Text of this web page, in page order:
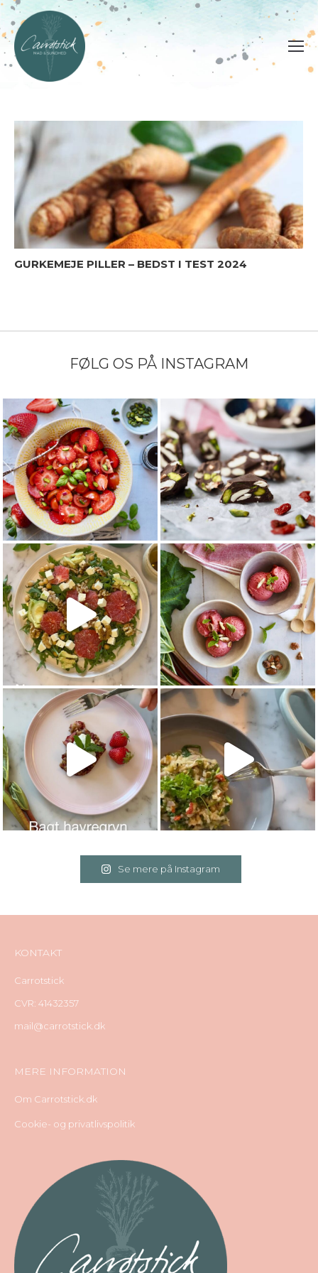
GURKEMEJE PILLER – BEDST I TEST 2024
FØLG OS PÅ INSTAGRAM
Se mere på Instagram
KONTAKT
Carrotstick
CVR: 41432357
mail@carrotstick.dk
MERE INFORMATION
Om Carrotstick.dk
Cookie- og privatlivspolitik